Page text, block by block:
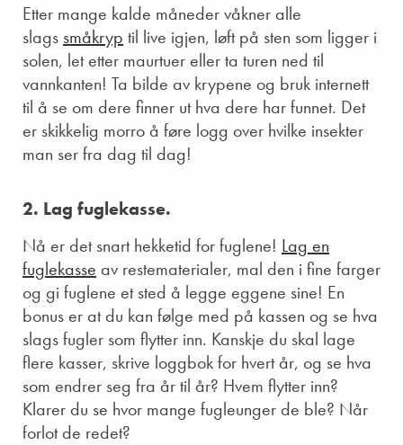
Etter mange kalde måneder våkner alle
slags småkryp til live igjen, løft på sten som ligger i
solen, let etter maurtuer eller ta turen ned til
vannkanten! Ta bilde av krypene og bruk internett
til å se om dere finner ut hva dere har funnet. Det
er skikkelig morro å føre logg over hvilke insekter
man ser fra dag til dag!
2. Lag fuglekasse.
Nå er det snart hekketid for fuglene! Lag en
fuglekasse av restematerialer, mal den i fine farger
og gi fuglene et sted å legge eggene sine! En
bonus er at du kan følge med på kassen og se hva
slags fugler som flytter inn. Kanskje du skal lage
flere kasser, skrive loggbok for hvert år, og se hva
som endrer seg fra år til år? Hvem flytter inn?
Klarer du se hvor mange fugleunger de ble? Når
forlot de redet?